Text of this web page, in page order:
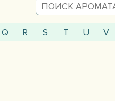
Q R S T U V